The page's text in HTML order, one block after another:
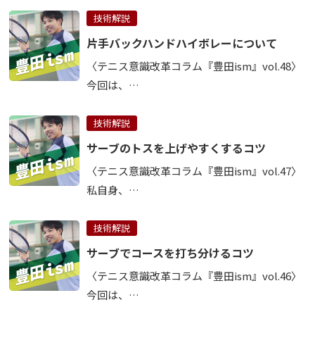
技術解説
片手バックハンドハイボレーについて
〈テニス意識改革コラム『豊田ism』vol.48〉
今回は、…
技術解説
サーブのトスを上げやすくするコツ
〈テニス意識改革コラム『豊田ism』vol.47〉
私自身、…
技術解説
サーブでコースを打ち分けるコツ
〈テニス意識改革コラム『豊田ism』vol.46〉
今回は、…